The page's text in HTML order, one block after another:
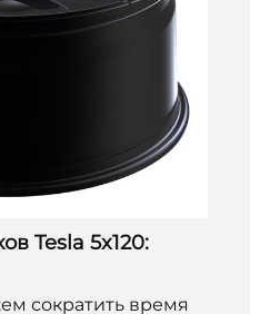
Tesla 5x120:
сократить время